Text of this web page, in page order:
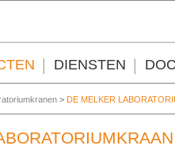
DIENSTEN
> DE MELKER